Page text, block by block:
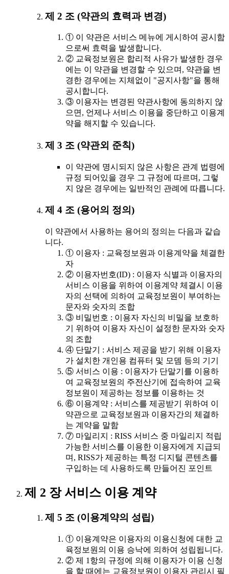
제 2 조 (약관의 효력과 변경)
① 이 약관은 서비스 메뉴에 게시하여 공시함
으로써 효력을 발생합니다.
② 교육정보원은 합리적 사유가 발생한 경우
에는 이 약관을 변경할 수 있으며, 약관을 변
경한 경우에는 지체없이 "공지사항"을 통해
공시합니다.
③ 이용자는 변경된 약관사항에 동의하지 않
으면, 언제나 서비스 이용을 중단하고 이용계
약을 해지할 수 있습니다.
제 3 조 (약관외 준칙)
이 약관에 명시되지 않은 사항은 관계 법령에
규정 되어있을 경우 그 규정에 따르며, 그렇
지 않은 경우에는 일반적인 관례에 따릅니다.
제 4 조 (용어의 정의)
이 약관에서 사용하는 용어의 정의는 다음과 같습
니다.
① 이용자 : 교육정보원과 이용계약을 체결한
자
② 이용자번호(ID) : 이용자 식별과 이용자의
서비스 이용을 위하여 이용계약 체결시 이용
자의 선택에 의하여 교육정보원이 부여하는
문자와 숫자의 조합
③ 비밀번호 : 이용자 자신의 비밀을 보호하
기 위하여 이용자 자신이 설정한 문자와 숫자
의 조합
④ 단말기 : 서비스 제공을 받기 위해 이용자
가 설치한 개인용 컴퓨터 및 모뎀 등의 기기
⑤ 서비스 이용 : 이용자가 단말기를 이용하
여 교육정보원의 주전산기에 접속하여 교육
정보원이 제공하는 정보를 이용하는 것
⑥ 이용계약 : 서비스를 제공받기 위하여 이
약관으로 교육정보원과 이용자간의 체결하
는 계약을 말함
⑦ 마일리지 : RISS 서비스 중 마일리지 적립
가능한 서비스를 이용한 이용자에게 지급되
며, RISS가 제공하는 특정 디지털 콘텐츠를
구입하는 데 사용하도록 만들어진 포인트
제 2 장 서비스 이용 계약
제 5 조 (이용계약의 성립)
① 이용계약은 이용자의 이용신청에 대한 교
육정보원의 이용 승낙에 의하여 성립됩니다.
② 제 1항의 규정에 의해 이용자가 이용 신청
을 할 때에는 교육정보원이 이용자 관리시 필